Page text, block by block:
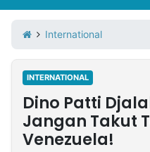
Iklan
Berita
Kami
Nasional
International
Olahraga
Entertainment
Daerah
Pariwisata
Kuliner
Kolom
International
INTERNATIONAL
Dino Patti
Jangan Takut
Venezuela!